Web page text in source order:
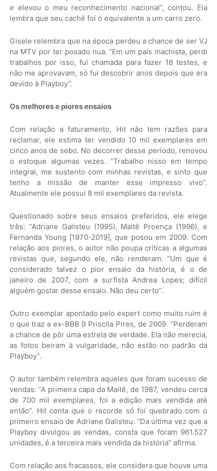
e elevou o meu reconhecimento nacional”, contou. Ela
lembra que seu cachê foi o equivalente a um carro zero.
Gisele relembra que na época perdeu a chance de ser VJ
na MTV por ter posado nua. “Em um país machista, perdi
trabalhos por isso, fui chamada para fazer 18 testes, e
não me aprovavam, só fui descobrir anos depois que era
devido à Playboy”.
Os melhores e piores ensaios
Com relação a faturamento, Hit não tem razões para
reclamar, ele estima ter vendido 10 mil exemplares em
cinco anos de sebo. No decorrer desse período, renovou
o estoque algumas vezes. “Trabalho nisso em tempo
integral, me sustento com minhas revistas, e sinto que
tenho a missão de manter esse impresso vivo”.
Atualmente ele possui 8 mil exemplares da revista.
Questionado sobre seus ensaios preferidos, ele elege
três: “Adriane Galisteu (1995), Maitê Proença (1996), e
Fernanda Young [1970-2019], que posou em 2009. Com
relação aos piores, o autor não poupa críticas a algumas
revistas que, segundo ele, não renderam. “Um que é
considerado talvez o pior ensaio da história, é o de
janeiro de 2007, com a surfista Andrea Lopes; difícil
alguém gostar desse ensaio. Não deu certo”.
Outro exemplar apontado pelo expert como muito ruim é
o que traz a ex-BBB 9 Priscila Pires, de 2009. “Perderam
a chance de pôr uma estrela de verdade. Ela não merecia,
as fotos beiram à vulgaridade, não estão no padrão da
Playboy”.
O autor também relembra aqueles que foram sucesso de
vendas: “A primeira capa da Maitê, de 1987, vendeu cerca
de 700 mil exemplares, foi a edição mais vendida até
então”. Hit conta que o recorde só foi quebrado com o
primeiro ensaio de Adriane Galisteu. “Da última vez que a
Playboy divulgou as vendas, consta que foram 961.527
unidades, é a terceira mais vendida da história” afirma.
Com relação aos fracassos, ele considera que houve uma